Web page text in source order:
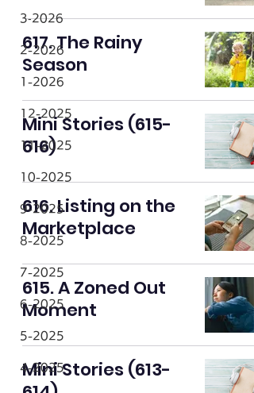
3‐2026
2-2026
1-2026
12-2025
11-2025
10-2025
9-2025
8-2025
7-2025
6-2025
5-2025
4-2025
617. The Rainy
Season
Mini Stories (615-
616)
616. Listing on the
Marketplace
615. A Zoned Out
Moment
Mini Stories (613-